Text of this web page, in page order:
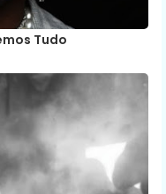
Tudo